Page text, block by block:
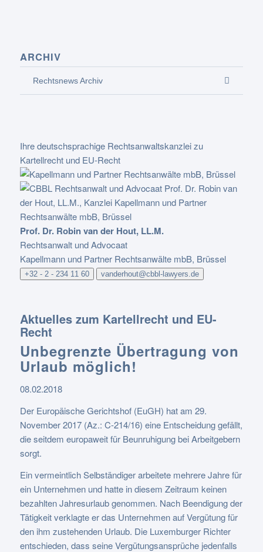
ARCHIV
Rechtsnews Archiv
Ihre deutschsprachige Rechtsanwaltskanzlei zu
Kartellrecht und EU-Recht
Prof. Dr. Robin van der Hout, LL.M.
Rechtsanwalt und Advocaat
Kapellmann und Partner Rechtsanwälte mbB, Brüssel
+32 - 2 - 234 11 60 vanderhout@cbbl-lawyers.de
Aktuelles zum Kartellrecht und EU-
Recht
Unbegrenzte Übertragung von
Urlaub möglich!
08.02.2018
Der Europäische Gerichtshof (EuGH) hat am 29.
November 2017 (Az.: C-214/16) eine Entscheidung gefällt,
die seitdem europaweit für Beunruhigung bei Arbeitgebern
sorgt.
Ein vermeintlich Selbständiger arbeitete mehrere Jahre für
ein Unternehmen und hatte in diesem Zeitraum keinen
bezahlten Jahresurlaub genommen. Nach Beendigung der
Tätigkeit verklagte er das Unternehmen auf Vergütung für
den ihm zustehenden Urlaub. Die Luxemburger Richter
entschieden, dass seine Vergütungsansprüche jedenfalls